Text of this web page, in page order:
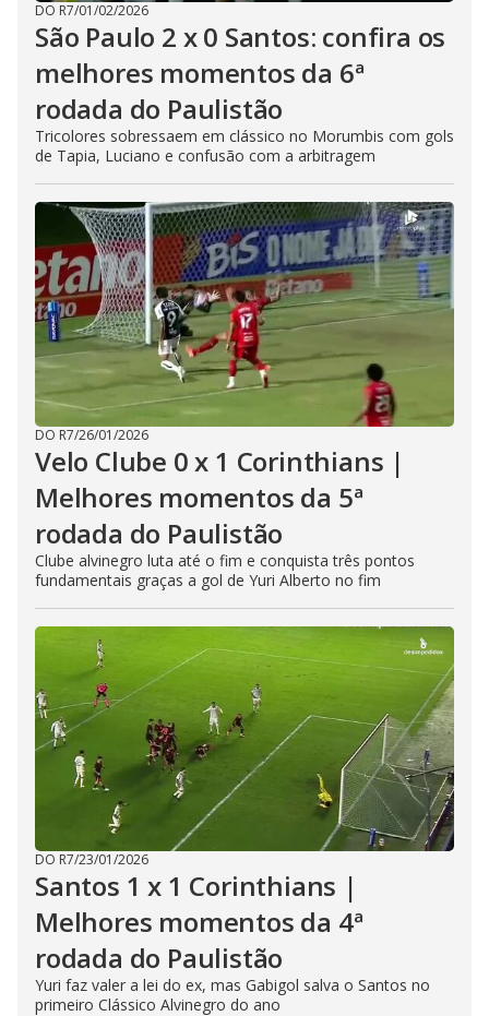
DO R7/01/02/2026
São Paulo 2 x 0 Santos: confira os
melhores momentos da 6ª
rodada do Paulistão
Tricolores sobressaem em clássico no Morumbis com gols
de Tapia, Luciano e confusão com a arbitragem
DO R7/26/01/2026
Velo Clube 0 x 1 Corinthians |
Melhores momentos da 5ª
rodada do Paulistão
Clube alvinegro luta até o fim e conquista três pontos
fundamentais graças a gol de Yuri Alberto no fim
DO R7/23/01/2026
Santos 1 x 1 Corinthians |
Melhores momentos da 4ª
rodada do Paulistão
Yuri faz valer a lei do ex, mas Gabigol salva o Santos no
primeiro Clássico Alvinegro do ano